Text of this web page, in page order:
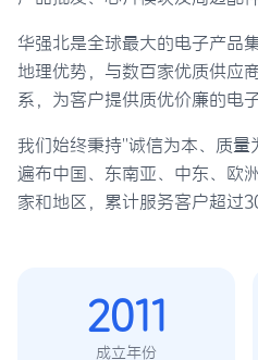
华强北是全球最大的电子产品
地理优势，与数百家优质供应
系，为客户提供质优价廉的电子
我们始终秉持"诚信为本、质
遍布中国、东南亚、中东、欧
家和地区，累计服务客户超过
2011
成立年份